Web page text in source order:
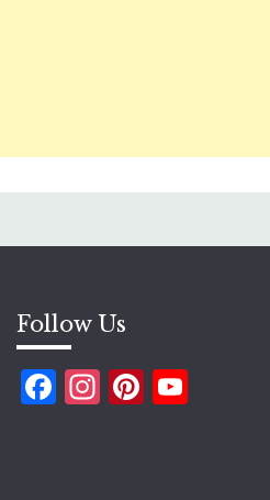
Follow Us
Facebook
Instagram
Pinterest